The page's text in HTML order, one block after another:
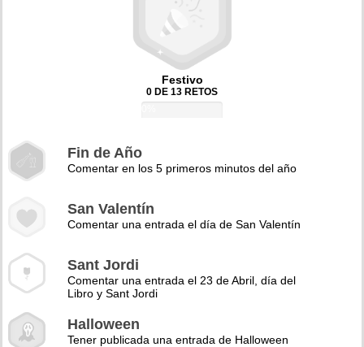
Festivo
0 DE 13 RETOS
Fin de Año
Comentar en los 5 primeros minutos del año
San Valentín
Comentar una entrada el día de San Valentín
Sant Jordi
Comentar una entrada el 23 de Abril, día del
Libro y Sant Jordi
Halloween
Tener publicada una entrada de Halloween